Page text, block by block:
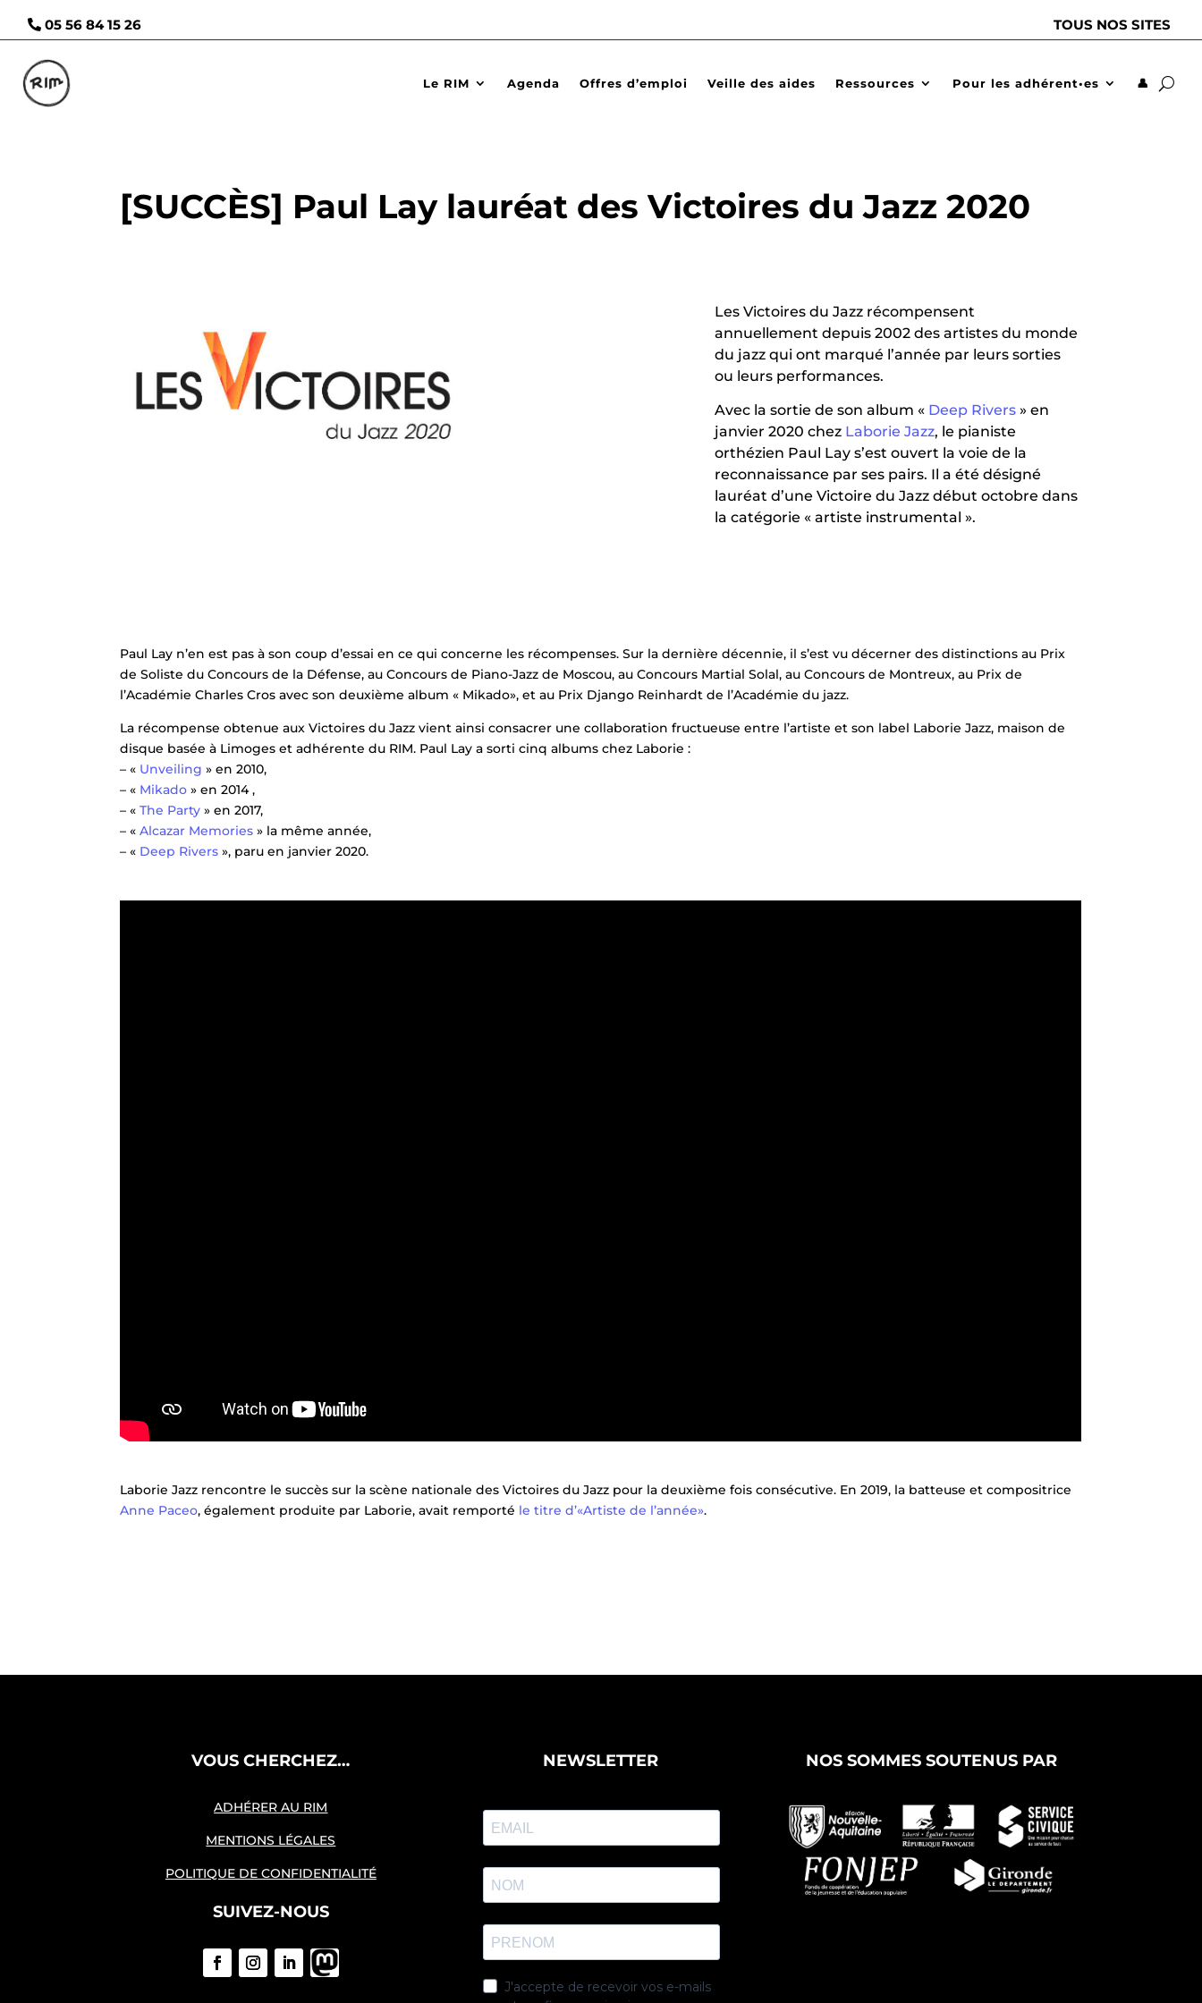
05 56 84 15 26 TOUS NOS SITES
Le RIM Agenda Offres d’emploi Veille des aides Ressources Pour les adhérent•es 👤
[SUCCÈS] Paul Lay lauréat des Victoires du Jazz 2020
Les Victoires du Jazz récompensent
annuellement depuis 2002 des artistes du monde
du jazz qui ont marqué l’année par leurs sorties
ou leurs performances.
Avec la sortie de son album « Deep Rivers» en
janvier 2020 chez Laborie Jazz, le pianiste
orthézien Paul Lay s’est ouvert la voie de la
reconnaissance par ses pairs. Il a été désigné
lauréat d’une Victoire du Jazz début octobre dans
la catégorie « artiste instrumental ».
Paul Lay n’en est pas à son coup d’essai en ce qui concerne les récompenses. Sur la dernière décennie, il s’est vu décerner des distinctions au Prix
de Soliste du Concours de la Défense, au Concours de Piano-Jazz de Moscou, au Concours Martial Solal, au Concours de Montreux, au Prix de
l’Académie Charles Cros avec son deuxième album « Mikado», et au Prix Django Reinhardt de l’Académie du jazz.
La récompense obtenue aux Victoires du Jazz vient ainsi consacrer une collaboration fructueuse entre l’artiste et son label Laborie Jazz, maison de
disque basée à Limoges et adhérente du RIM. Paul Lay a sorti cinq albums chez Laborie :
– « Unveiling » en 2010,
– « Mikado » en 2014 ,
– «The Party » en 2017,
– «Alcazar Memories » la même année,
– « Deep Rivers », paru en janvier 2020.
Laborie Jazz rencontre le succès sur la scène nationale des Victoires du Jazz pour la deuxième fois consécutive. En 2019, la batteuse et compositrice
Anne Paceo, également produite par Laborie, avait remporté le titre d’«Artiste de l’année».
VOUS CHERCHEZ…
ADHÉRER AU RIM
MENTIONS LÉGALES
POLITIQUE DE CONFIDENTIALITÉ
SUIVEZ-NOUS
NEWSLETTER NOS SOMMES SOUTENUS PAR